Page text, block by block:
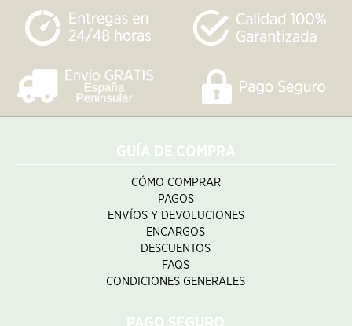
GUÍA DE COMPRA
CÓMO COMPRAR
PAGOS
ENVÍOS Y DEVOLUCIONES
ENCARGOS
DESCUENTOS
FAQS
CONDICIONES GENERALES